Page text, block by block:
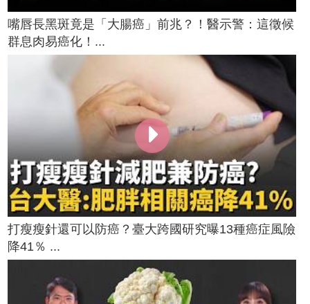
嘴唇長黑斑竟是「大腸癌」前兆？！醫示警：這徵候
群息肉易癌化！...
打瘦瘦針還可以防癌？臺大跨國研究曝13種癌症風險
降41％ ...